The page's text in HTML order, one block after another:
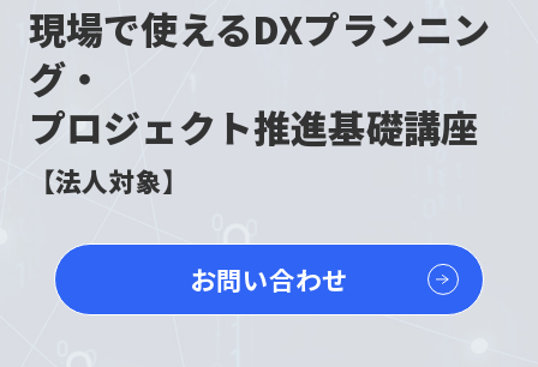
現場で使えるDXプランニン
グ・
プロジェクト推進基礎講座
【法人対象】
お問い合わせ